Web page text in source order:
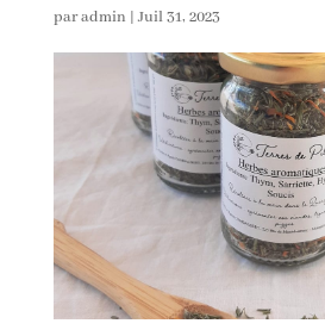
paradmin | Juil 31, 2023